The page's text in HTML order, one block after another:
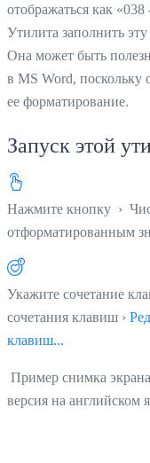
отображаться как «038
Утилита заполнить
Она может быть
в MS Word, поскольку
ее форматирование.
Запуск этой
Нажмите кнопку ›
отформатированным
Укажите сочетание
сочетания клавиш ›
клавиш...
Пример снимка
версия на английском